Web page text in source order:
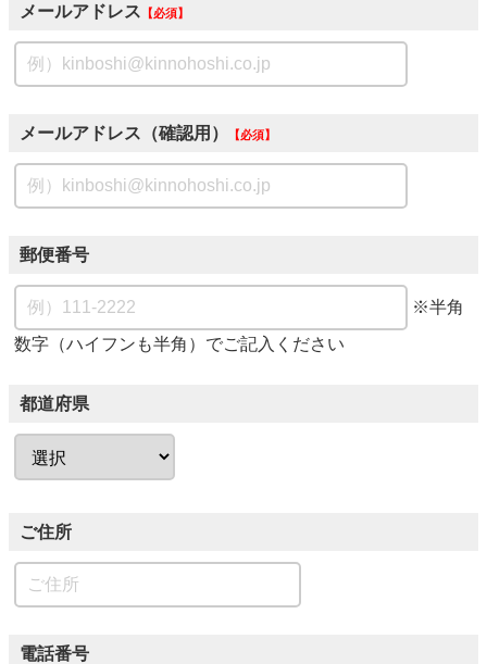
メールアドレス 必須
メールアドレス（確認用） 必須
郵便番号
※半角
数字（ハイフンも半角）でご記入ください
都道府県
ご住所
電話番号